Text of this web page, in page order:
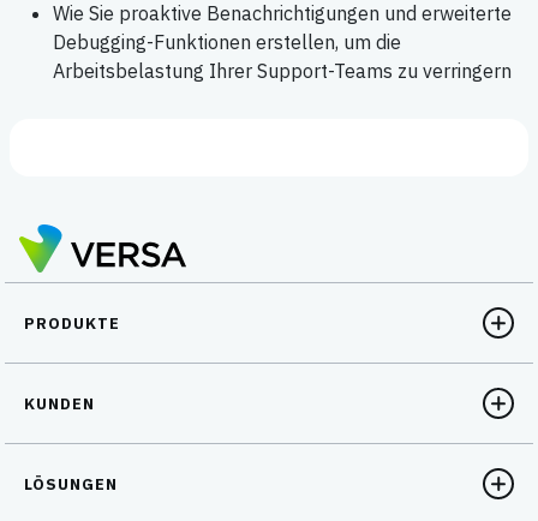
Wie Sie proaktive Benachrichtigungen und erweiterte
Debugging-Funktionen erstellen, um die
Arbeitsbelastung Ihrer Support-Teams zu verringern
PRODUKTE
KUNDEN
LÖSUNGEN